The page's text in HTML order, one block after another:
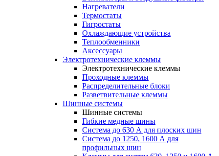
Нагреватели
Термостаты
Гигростаты
Охлаждающие устройства
Теплообменники
Аксессуары
Электротехнические клеммы
Электротехнические клеммы
Проходные клеммы
Распределительные блоки
Разветвительные клеммы
Шинные системы
Шинные системы
Гибкие медные шины
Система до 630 А для плоских шин
Система до 1250, 1600 А для
профильных шин